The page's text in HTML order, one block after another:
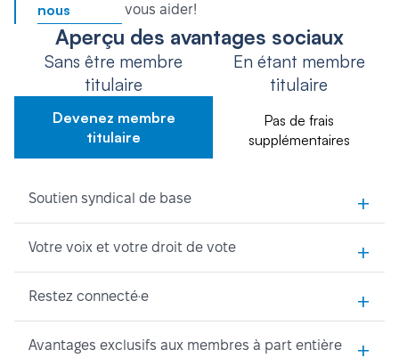
nous
vous aider!
Aperçu des avantages sociaux
Sans être membre
titulaire
Devenez membre
titulaire
En étant membre
titulaire
Pas de frais
supplémentaires
Soutien syndical de base +
Votre voix et votre droit de vote +
Restez connecté·e +
Avantages exclusifs aux membres à part entière +